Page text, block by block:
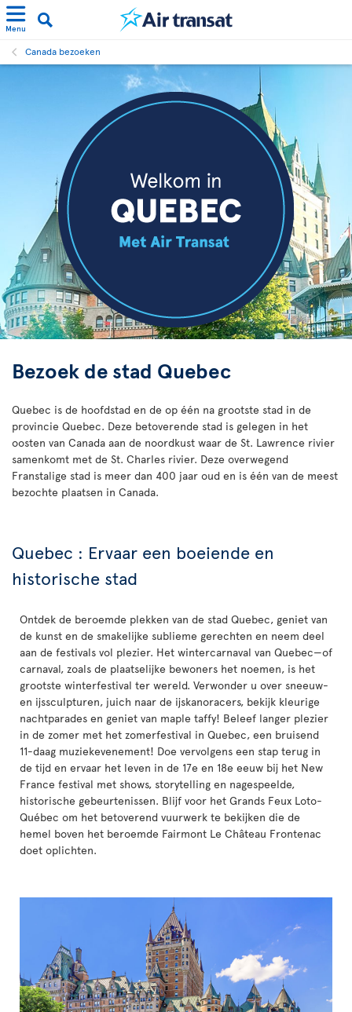
Menu
Canada bezoeken
Bezoek de stad Quebec
Quebec is de hoofdstad en de op één na grootste stad in de
provincie Quebec. Deze betoverende stad is gelegen in het
oosten van Canada aan de noordkust waar de St. Lawrence rivier
samenkomt met de St. Charles rivier. Deze overwegend
Franstalige stad is meer dan 400 jaar oud en is één van de meest
bezochte plaatsen in Canada.
Quebec : Ervaar een boeiende en
historische stad
Ontdek de beroemde plekken van de stad Quebec, geniet van
de kunst en de smakelijke sublieme gerechten en neem deel
aan de festivals vol plezier. Het wintercarnaval van Quebec—of
carnaval, zoals de plaatselijke bewoners het noemen, is het
grootste winterfestival ter wereld. Verwonder u over sneeuw-
en ijssculpturen, juich naar de ijskanoracers, bekijk kleurige
nachtparades en geniet van maple taffy! Beleef langer plezier
in de zomer met het zomerfestival in Quebec, een bruisend
11-daag muziekevenement! Doe vervolgens een stap terug in
de tijd en ervaar het leven in de 17e en 18e eeuw bij het New
France festival met shows, storytelling en nagespeelde,
historische gebeurtenissen. Blijf voor het Grands Feux Loto-
Québec om het betoverend vuurwerk te bekijken die de
hemel boven het beroemde Fairmont Le Château Frontenac
doet oplichten.